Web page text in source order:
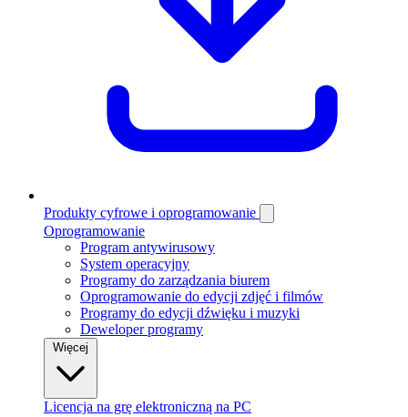
Produkty cyfrowe i oprogramowanie
Oprogramowanie
Program antywirusowy
System operacyjny
Programy do zarządzania biurem
Oprogramowanie do edycji zdjęć i filmów
Programy do edycji dźwięku i muzyki
Deweloper programy
Licencja na grę elektroniczną na PC